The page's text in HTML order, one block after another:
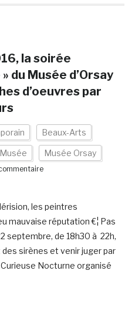
la soirée
du Musée d’Orsay
d’oeuvres par
Beaux-Arts
Musée Musée Orsay
les peintres
mauvaise réputation €¦ Pas
septembre, de 18h30 à 22h,
sirènes et venir juger par
Nocturne organisé